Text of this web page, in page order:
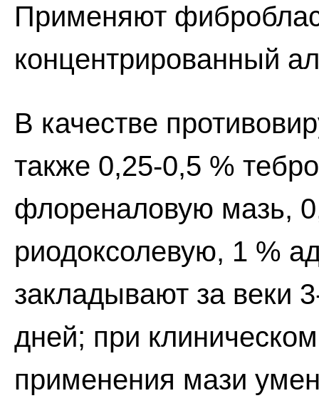
Применяют
концентрированный
В качестве
также 0,25-0,5 %
флореналовую мазь,
риодоксолевую, 1 %
закладывают за веки
дней; при
применения мази